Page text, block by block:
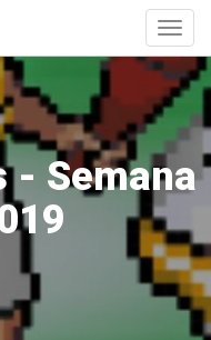
- Semana